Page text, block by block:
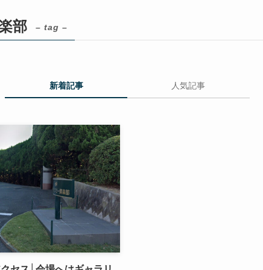
部 – tag –
新着記事 人気記事